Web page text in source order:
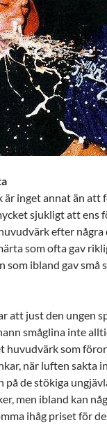
inget annat än att
sjukligt att ens
efter några
som ofta gav
som ibland gav
att just den ungen
småglina inte
huvudvärk som
när luften sakta
på de stökiga
men ibland kan
ihåg priset för